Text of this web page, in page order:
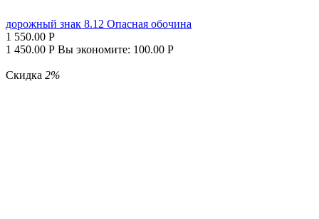
дорожный знак 8.12 Опасная обочина
1 550.00 Р
1 450.00 Р Вы экономите: 100.00 Р
Скидка 2%